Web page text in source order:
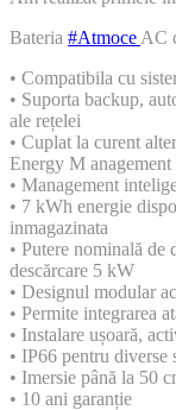
Bateria #Atmoce AC
• Compatibila cu
• Suporta backup,
ale rețelei
• Cuplat la curent
Energy M anagement
• Management
• 7 kWh energie
inmagazinata
• Putere nominală de
descărcare 5 kW
• Designul modular
• Permite integrarea
• Instalare ușoară,
• IP66 pentru diverse
• Imersie până la 50
• 10 ani garanție